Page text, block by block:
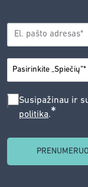
EL.
PAŠTAS*
MIESTAS*
SUSIPAŽINAU
SUTINKU
Susipažinau ir
politika.*